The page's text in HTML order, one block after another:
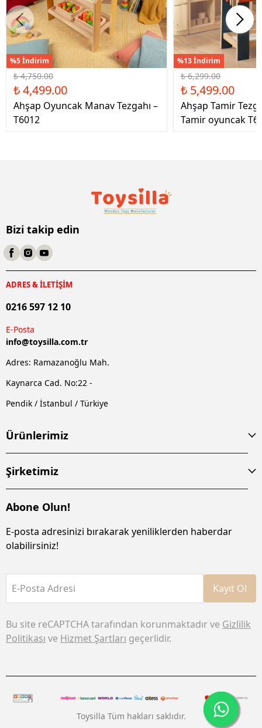
%5 İndirim
₺ 4,750.00
₺ 4,499.00
Ahşap Oyuncak Manav Tezgahı –
T6012
%13 İndirim
₺ 6,299.00
₺ 5,499.00
Ahşap Tamir
Tamir oyuncak
Bizi takip edin
ADRES & İLETİŞİM
0216 597 12 10
E-Posta
info@toysilla.com.tr
Adres: Ramazanoğlu Mah.
Kaynarca Cad. No:22 -
Pendik / İstanbul / Türkiye
Ürünlerimiz
Şirketimiz
Abone Olun!
E-posta adresinizi bırakarak yeniliklerden haberdar
olabilirsiniz!
E-Posta Adresi Kayıt Ol
Bu site reCAPTCHA tarafından korunmaktadır ve Gizlilik
Politikası ve Hizmet Şartları geçerlidir.
Toysilla Tüm hakları saklıdır.